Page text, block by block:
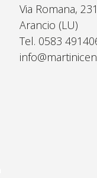
Via Romana,
Arancio (LU)
Tel. 0583